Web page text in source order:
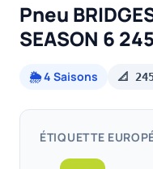
Pneu
SEASON 6
🌦️ 4 Saisons 📐
ÉTIQUETTE